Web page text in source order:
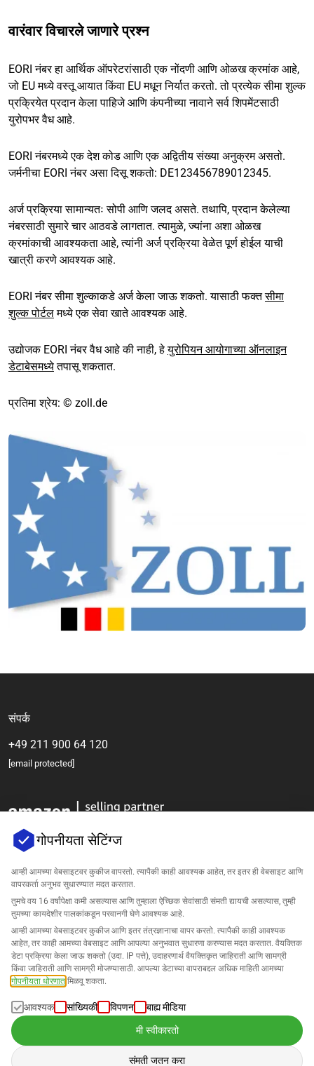
वारंवार विचारले जाणारे प्रश्न
EORI नंबर हा आर्थिक ऑपरेटरांसाठी एक नोंदणी आणि ओळख क्रमांक आहे,
जो EU मध्ये वस्तू आयात किंवा EU मधून निर्यात करतो. तो प्रत्येक सीमा शुल्क
प्रक्रियेत प्रदान केला पाहिजे आणि कंपनीच्या नावाने सर्व शिपमेंटसाठी
युरोपभर वैध आहे.
EORI नंबरमध्ये एक देश कोड आणि एक अद्वितीय संख्या अनुक्रम असतो.
जर्मनीचा EORI नंबर असा दिसू शकतो: DE123456789012345.
अर्ज प्रक्रिया सामान्यतः सोपी आणि जलद असते. तथापि, प्रदान केलेल्या
नंबरसाठी सुमारे चार आठवडे लागतात. त्यामुळे, ज्यांना अशा ओळख
क्रमांकाची आवश्यकता आहे, त्यांनी अर्ज प्रक्रिया वेळेत पूर्ण होईल याची
खात्री करणे आवश्यक आहे.
EORI नंबर सीमा शुल्काकडे अर्ज केला जाऊ शकतो. यासाठी फक्तसीमा
शुल्क पोर्टलमध्ये एक सेवा खाते आवश्यक आहे.
उद्योजक EORI नंबर वैध आहे की नाही, हेयुरोपियन आयोगाच्या ऑनलाइन
डेटाबेसमध्येतपासू शकतात.
प्रतिमा श्रेय: © zoll.de
संपर्क
+49 211 900 64 120
[email protected]
कंपनी
समर्थन
Amazon साठी उपाय
मराठी
गोपनीयता सेटिंग्ज
आम्ही आमच्या वेबसाइटवर कुकीज वापरतो. त्यापैकी काही आवश्यक आहेत, तर इतर ही वेबसाइट आणि
वापरकर्ता अनुभव सुधारण्यात मदत करतात.
तुमचे वय 16 वर्षांपेक्षा कमी असल्यास आणि तुम्हाला ऐच्छिक सेवांसाठी संमती द्यायची असल्यास, तुम्ही
तुमच्या कायदेशीर पालकांकडून परवानगी घेणे आवश्यक आहे.
आम्ही आमच्या वेबसाइटवर कुकीज आणि इतर तंत्रज्ञानाचा वापर करतो. त्यापैकी काही आवश्यक
आहेत, तर काही आमच्या वेबसाइट आणि आपल्या अनुभवात सुधारणा करण्यास मदत करतात. वैयक्तिक
डेटा प्रक्रिया केला जाऊ शकतो (उदा. IP पत्ते), उदाहरणार्थ वैयक्तिकृत जाहिराती आणि सामग्री
किंवा जाहिराती आणि सामग्री मोजण्यासाठी. आपल्या डेटाच्या वापराबद्दल अधिक माहिती आमच्या
गोपनीयता धोरणात मिळवू शकता.
आवश्यक सांख्यिकी विपणन बाह्य मीडिया
मी स्वीकारतो
संमती जतन करा